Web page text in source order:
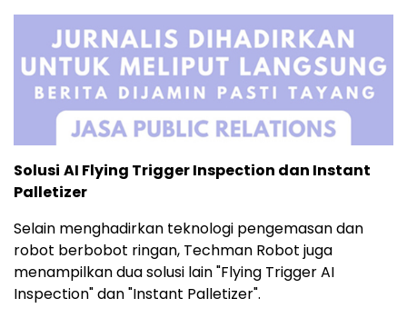
Solusi AI Flying Trigger Inspection dan Instant
Palletizer
Selain menghadirkan teknologi pengemasan dan
robot berbobot ringan, Techman Robot juga
menampilkan dua solusi lain "Flying Trigger AI
Inspection" dan "Instant Palletizer".